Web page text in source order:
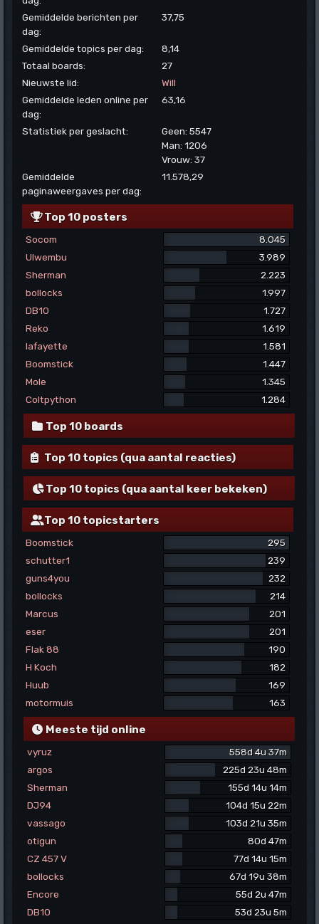
Gemiddelde berichten per
dag:
37,75
Gemiddelde topics per dag:
8,14
Totaal boards:
27
Nieuwste lid:
Will
Gemiddelde leden online per
dag:
63,16
Statistiek per geslacht:
Geen: 5547
Man: 1206
Vrouw: 37
Gemiddelde
paginaweergaves per dag:
11.578,29
Top 10 posters
Socom
8.045
Ulwembu
3.989
Sherman
2.223
bollocks
1.997
DB10
1.727
Reko
1.619
lafayette
1.581
Boomstick
1.447
Mole
1.345
Coltpython
1.284
Top 10 boards
Top 10 topics (qua aantal reacties)
Top 10 topics (qua aantal keer bekeken)
Top 10 topicstarters
Boomstick
295
schutter1
239
guns4you
232
bollocks
214
Marcus
201
eser
201
Flak 88
190
H Koch
182
Huub
169
motormuis
163
Meeste tijd online
vyruz
558d 4u 37m
argos
225d 23u 48m
Sherman
155d 14u 14m
DJ94
104d 15u 22m
vassago
103d 21u 35m
otigun
80d 47m
CZ 457 V
77d 14u 15m
bollocks
67d 19u 38m
Encore
55d 2u 47m
DB10
53d 23u 5m